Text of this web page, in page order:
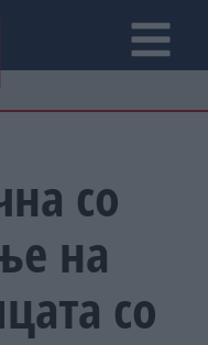
со
на
со